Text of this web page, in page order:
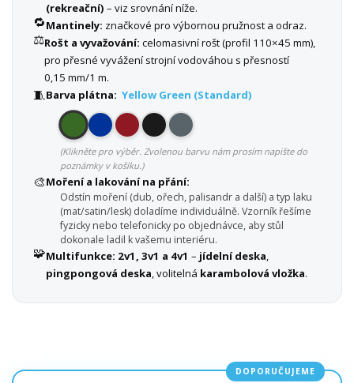
(rekreační) – viz srovnání níže.
🔁Mantinely: značkové pro výbornou pružnost a odraz.
⚖️Rošt a vyvažování: celomasivní rošt (profil 110×45 mm),
pro přesné vyvážení strojní vodováhou s přesností
0,15 mm/1 m.
🧵Barva plátna: Yellow Green (Standard)
(Klikněte pro výběr. Zvolenou barvu nám prosím napište do
poznámky v košíku.)
🎨Moření a lakování na přání:
Odstín moření (dub, ořech, palisandr a další) a typ laku
(mat/satin/lesk) doladíme individuálně. Vzorník řešíme
fyzicky nebo telefonicky po objednávce, aby stůl
dokonale ladil k vašemu interiéru.
🧩Multifunkce: 2v1, 3v1 a 4v1 – jídelní deska,
pingpongová deska, volitelná karambolová vložka.
DOPORUČUJEME